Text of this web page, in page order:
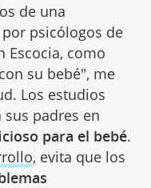
de una
psicólogos de
Escocia, como
su bebé", me
Los estudios
sus padres en
para el bebé.
, evita que los